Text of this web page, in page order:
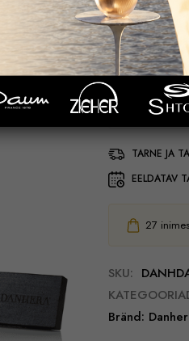
95,00€
TARNE JA
EELDATAV
27
SKU:
Bränd: